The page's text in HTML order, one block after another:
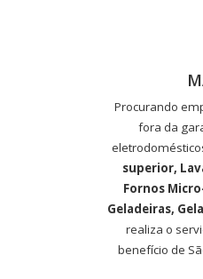
Procurando
fora da
superior,
Fornos
Geladeiras,
realiza o
benefício de